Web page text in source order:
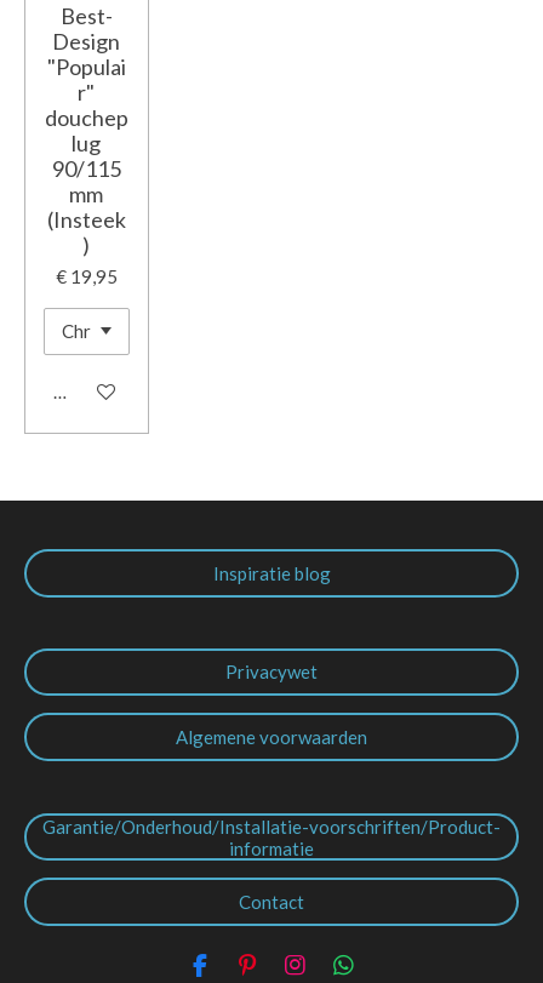
Best-
Design
"Populai
r"
douchep
lug
90/115
mm
(Insteek
)
€ 19,95
In winkelwagen
Inspiratie blog
Privacywet
Algemene voorwaarden
Garantie/Onderhoud/Installatie-voorschriften/Product-
informatie
Contact
F
P
I
W